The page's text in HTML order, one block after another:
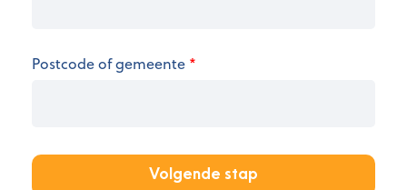
Postcode of gemeente *
Volgende stap